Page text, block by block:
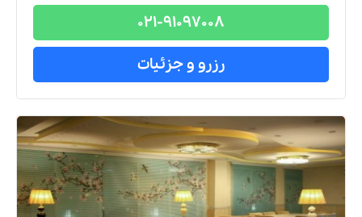
021-91097008
رزرو و جزئیات